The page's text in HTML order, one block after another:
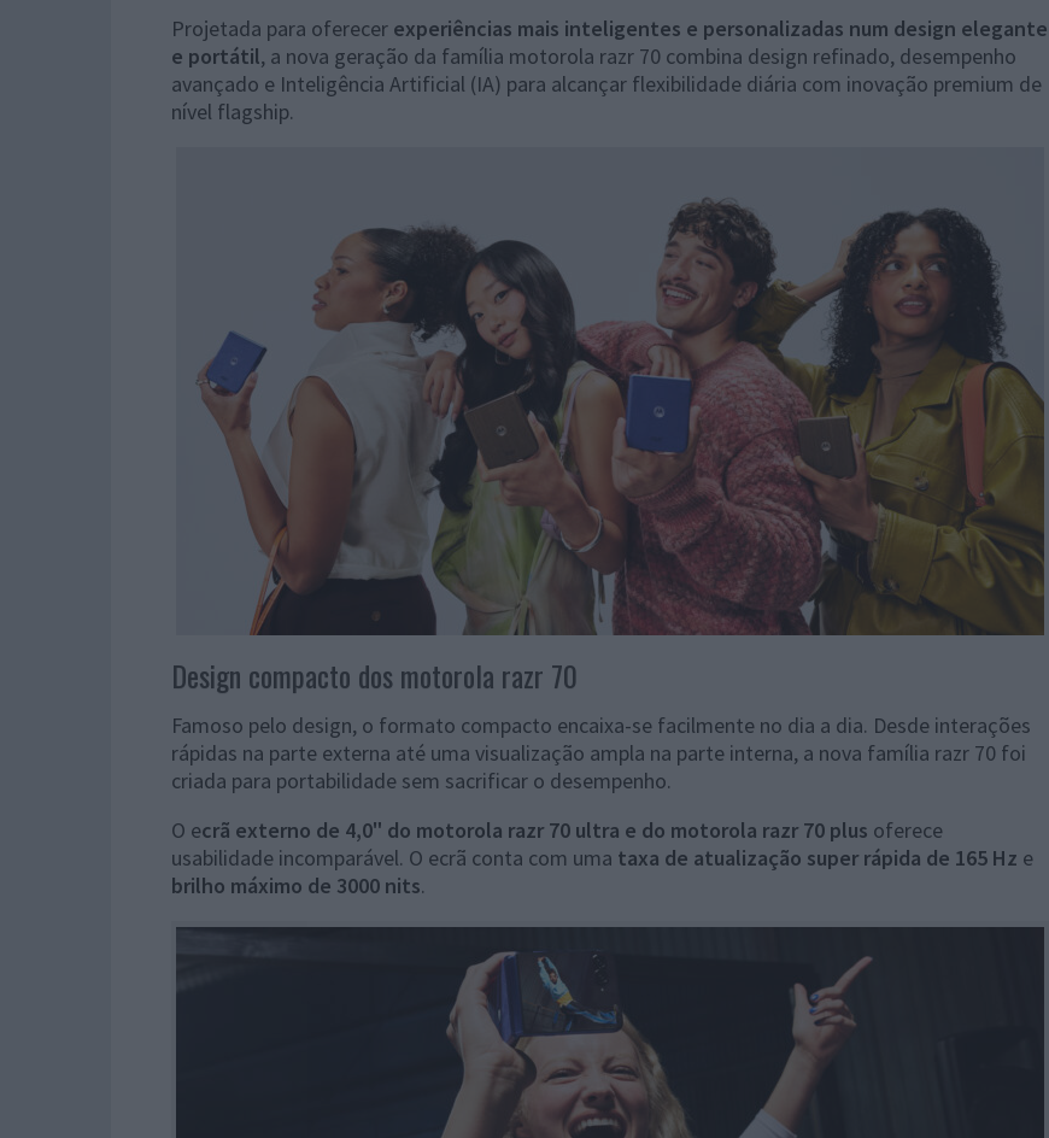
Projetada para oferecer experiências mais inteligentes e personalizadas num design elegante
e portátil, a nova geração da família motorola razr 70 combina design refinado, desempenho
avançado e Inteligência Artificial (IA) para alcançar flexibilidade diária com inovação premium de
nível flagship.
Design compacto dos motorola razr 70
Famoso pelo design, o formato compacto encaixa-se facilmente no dia a dia. Desde interações
rápidas na parte externa até uma visualização ampla na parte interna, a nova família razr 70 foi
criada para portabilidade sem sacrificar o desempenho.
O ecrã externo de 4,0" do motorola razr 70 ultra e do motorola razr 70 plus oferece
usabilidade incomparável. O ecrã conta com uma taxa de atualização super rápida de 165 Hz e
brilho máximo de 3000 nits.